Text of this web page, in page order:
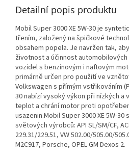
Detailní popis produktu
Mobil Super 3000 XE 5W-30 je
třením, založený na špičkové
obsahem popela. Je navržen tak,
životnost a účinnost
vozidel s benzínovým i naftovým
primárně určen pro použití ve
Volkswagen s přímým vstřikováním
30 nabízí vysoký výkon při nízkých a
teplot a chrání motor proti
usazenin.Mobil Super 3000 XE 5W-
světových výrobců: API SL/SM/CF,
229.31/229.51, VW 502.00/505.00/
M2C917, Porsche, OPEL GM Dexos 2.